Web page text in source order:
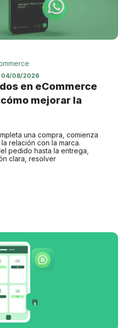
04/08/2026
en eCommerce
mejorar la
una compra, comienza
relación con la marca.
pedido hasta la entrega,
clara, resolver